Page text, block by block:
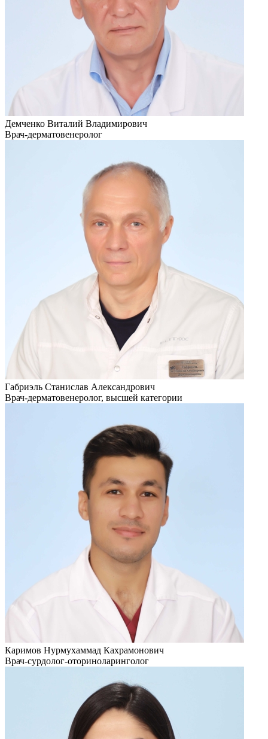
Демченко Виталий Владимирович
Врач-дерматовенеролог
Габриэль Станислав Александрович
Врач-дерматовенеролог, высшей категории
Каримов Нурмухаммад Кахрамонович
Врач-сурдолог-оториноларинголог